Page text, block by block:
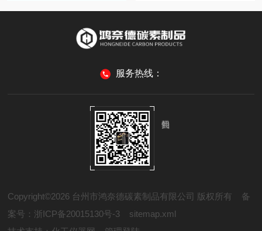
服务热线：
Copyright©2026 台州市鸿奈德碳素制品有限公司 版权所有 备
案号：浙ICP备20015130号-3
sitemap.xml